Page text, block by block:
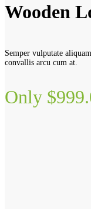
Wooden
Semper vulputate
convallis arcu cum at.
Only